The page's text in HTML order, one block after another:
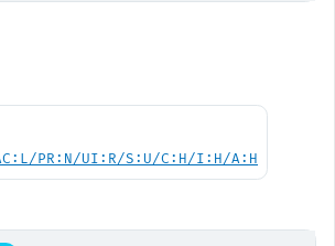
PR:N/UI:R/S:U/C:H/I:H/A:H